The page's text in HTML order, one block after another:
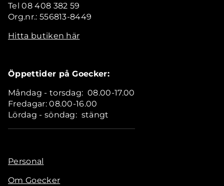
Tel 08 408 382 59
Org.nr.: 556813-8449
Hitta butiken här
Öppettider på Goecker:
Måndag - torsdag: 08.00-17.00
Fredagar: 08.00-16.00
Lördag - söndag: stängt
Personal
Om Goecker